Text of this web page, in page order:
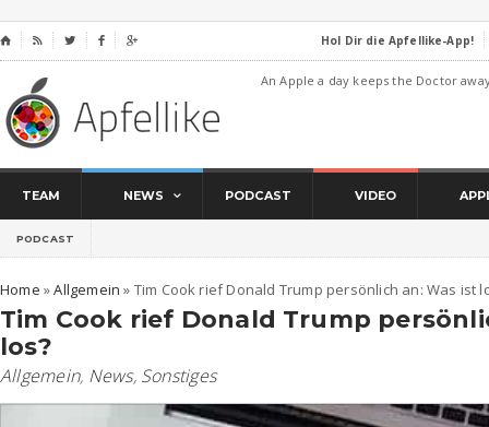
⌂     Hol Dir die Apfellike-App!
An Apple a day keeps the Doctor
TEAM NEWS PODCAST VIDEO
PODCAST
Home »Allgemein » Tim Cook rief Donald Trump persönlich an: Was ist
Tim Cook rief Donald Trump
los?
Allgemein, News, Sonstiges